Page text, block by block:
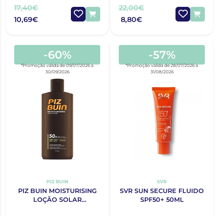
17,40€
10,69€
REFRESCANTE 2
UNIDADES DE 200 ML
22,00€
8,80€
-60%
*Promoção válida de 09/07/2026 a
30/09/2026
PIZ BUIN
PIZ BUIN MOISTURISING
LOÇÃO SOLAR
-57%
*Promoção válida de 28/07/2026 a
31/08/2026
SVR
SVR SUN SECURE FLUIDO
SPF50+ 50ML